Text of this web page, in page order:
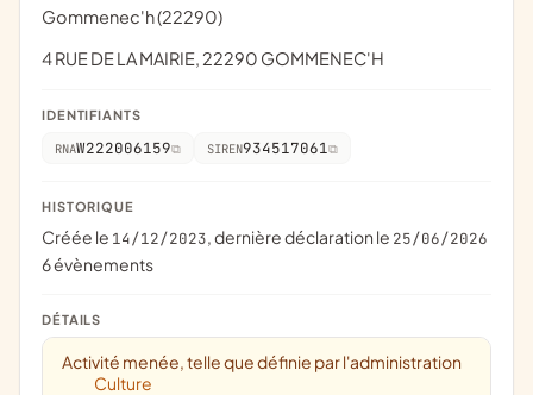
Gommenec'h (22290)
4 RUE DE LA MAIRIE, 22290 GOMMENEC'H
IDENTIFIANTS
RNAW222006159 SIREN934517061
HISTORIQUE
Créée le 14/12/2023, dernière déclaration le 25/06/2026
6 évènements
DÉTAILS
Activité menée, telle que définie par l'administration
Culture